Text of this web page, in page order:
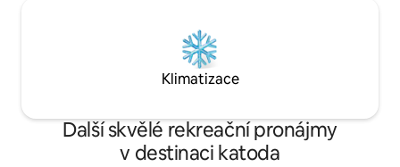
Klimatizace
Další skvělé rekreační pronájmy
v destinaci katoda